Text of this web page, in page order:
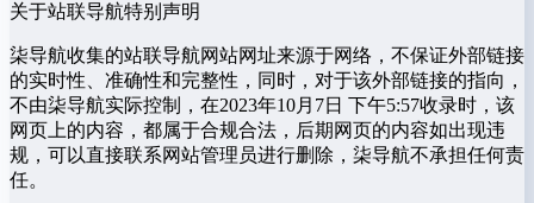
关于站联导航特别声明
柒导航收集的站联导航网站网址来源于网络，不保证外部链接
的实时性、准确性和完整性，同时，对于该外部链接的指向，
不由柒导航实际控制，在2023年10月7日 下午5:57收录时，该
网页上的内容，都属于合规合法，后期网页的内容如出现违
规，可以直接联系网站管理员进行删除，柒导航不承担任何责
任。